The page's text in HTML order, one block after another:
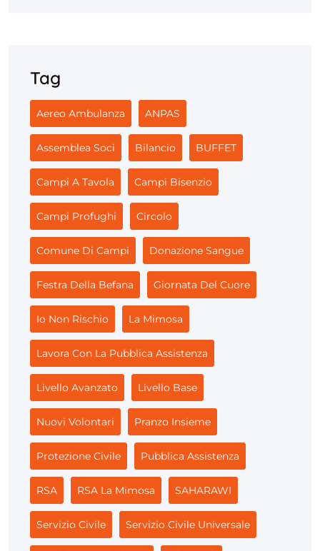
Tag
Aereo Ambulanza ANPAS
Assemblea Soci Bilancio BUFFET
Campi A Tavola Campi Bisenzio
Campi Profughi Circolo
Comune Di Campi Donazione Sangue
Festra Della Befana Giornata Del Cuore
Io Non Rischio La Mimosa
Lavora Con La Pubblica Assistenza
Livello Avanzato Livello Base
Nuovi Volontari Pranzo Insieme
Protezione Civile Pubblica Assistenza
RSA RSA La Mimosa SAHARAWI
Servizio Civile Servizio Civile Universale